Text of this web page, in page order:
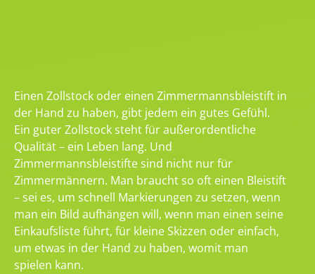
Einen Zollstock oder einen Zimmermannsbleistift in
der Hand zu haben, gibt jedem ein gutes Gefühl.
Ein guter Zollstock steht für außerordentliche
Qualität – ein Leben lang. Und
Zimmermannsbleistifte sind nicht nur für
Zimmermännern. Man braucht so oft einen Bleistift
– sei es, um schnell Markierungen zu setzen, wenn
man ein Bild aufhängen will, wenn man einen seine
Einkaufsliste führt, für kleine Skizzen oder einfach,
um etwas in der Hand zu haben, womit man
spielen kann.